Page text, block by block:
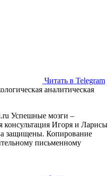
Читать в Telegram
Успешные мозги –
консультация Игоря и Ларисы
защищены. Копирование
письменному